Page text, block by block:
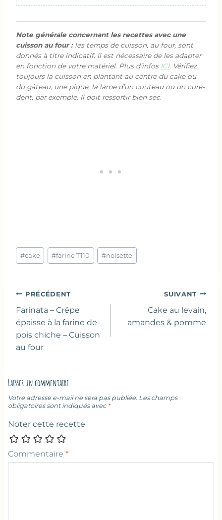
Note générale concernant les recettes avec une
cuisson au four :les temps de cuisson, au four, sont
donnés à titre indicatif. Il est nécessaire de les adapter
en fonction de votre matériel. Plus d’infos ICI. Vérifiez
toujours la cuisson en plantant au centre du cake ou
du gâteau, une pique, la lame d’un couteau ou un cure-
dent, par exemple. Il doit ressortir bien sec.
Étiquettes
de
#cake #farine T110 #noisette
Navigation
de
l’article
PRÉCÉDENT
Farinata – Crêpe
épaisse à la farine de
pois chiche – Cuisson
au four
SUIVANT
Cake au levain,
amandes & pomme
Laisser un commentaire
Votre adresse e-mail ne sera pas publiée. Les champs
obligatoires sont indiqués avec *
Noter cette recette
Commentaire *